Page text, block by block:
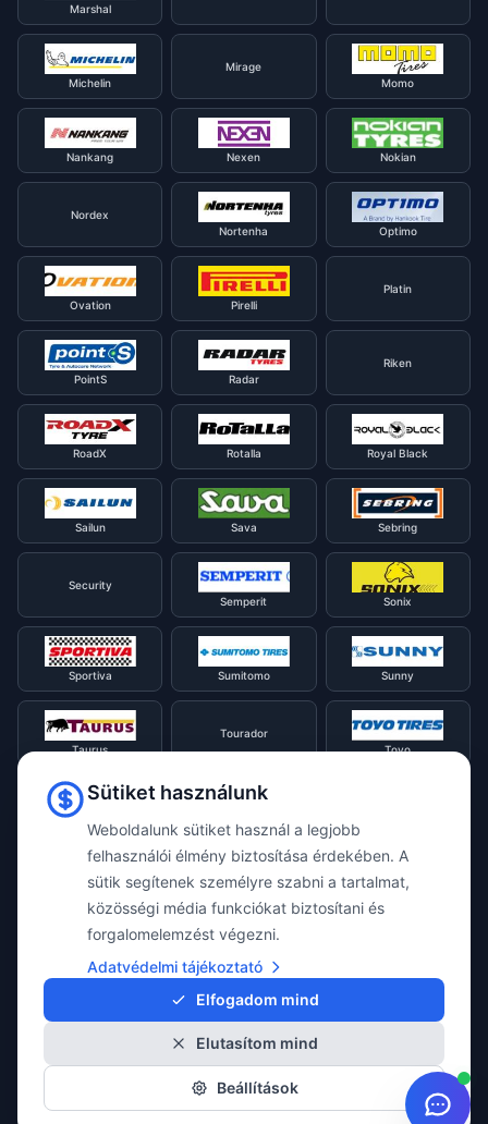
Marshal
Michelin
Mirage
Momo
Nankang Nexen Nokian
Nordex
Nortenha
Optimo
Ovation Pirelli
Platin
PointS Radar
Riken
RoadX Rotalla Royal Black
Sailun Sava Sebring
Security
Semperit
Sonix
Sportiva Sumitomo Sunny
Taurus
Tourador
Toyo
Tracmax
Triangle
Viking Voyager
Vredestein
© 2026 Taylor Webshop. Minden jog fenntartva.
Sütiket használunk
Weboldalunk sütiket használ a legjobb
felhasználói élmény biztosítása érdekében. A
sütik segítenek személyre szabni a tartalmat,
közösségi média funkciókat biztosítani és
forgalomelemzést végezni.
Adatvédelmi tájékoztató
Elfogadom mind
Elutasítom mind
Beállítások